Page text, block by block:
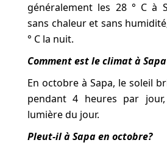
généralement les 28 ° C à
sans chaleur et sans
° C la nuit.
Comment est le climat à
En octobre à Sapa, le soleil
pendant 4 heures par
lumière du jour.
Pleut-il à Sapa en octobre?